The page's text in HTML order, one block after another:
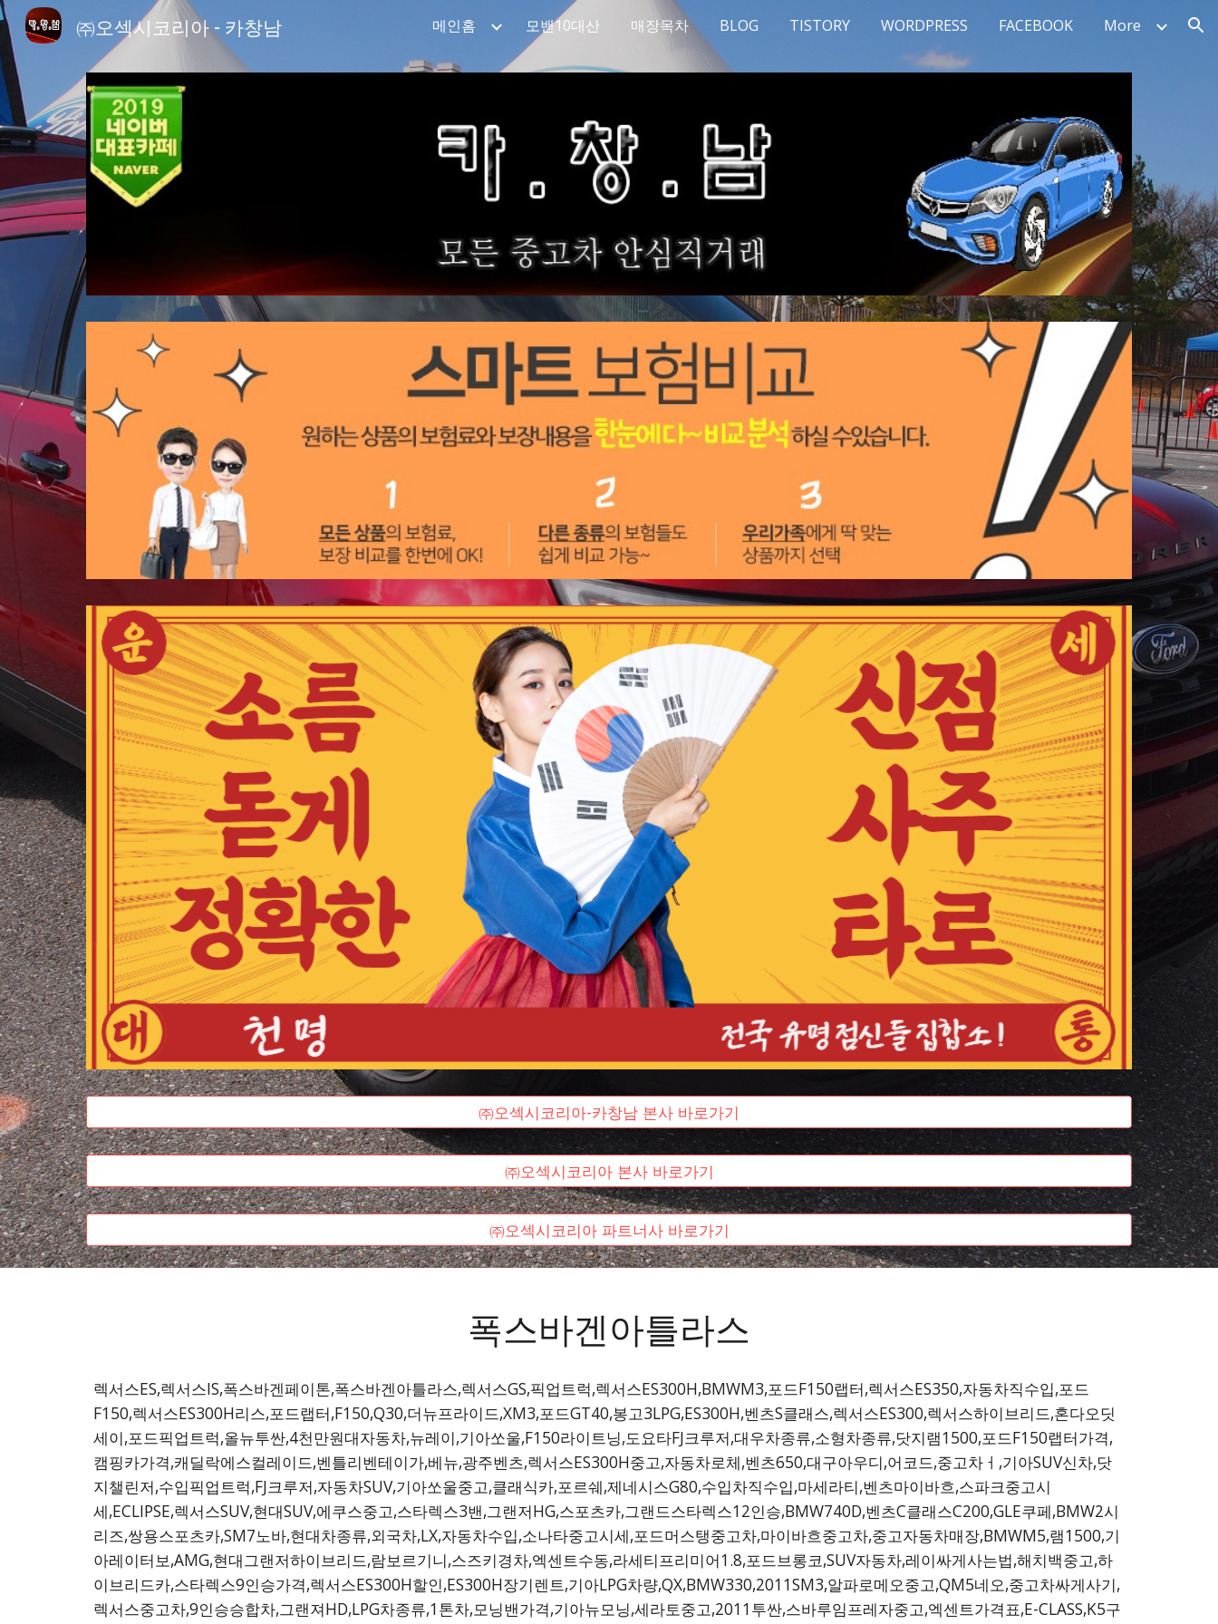
Skip to main content Skip to navigation
㈜오섹시코리아 - 카창남 메인홈 모밴10대산 매장목차 BLOG TISTORY WORDPRESS FACEBOOK More
㈜오섹시코리아-카창남 본사 바로가기
㈜오섹시코리아 본사 바로가기
㈜오섹시코리아 파트너사 바로가기
폭스바겐아틀라스
렉서스ES,렉서스IS,폭스바겐페이톤,폭스바겐아틀라스,렉서스GS,픽업트럭,렉서스ES300H,BMWM3,포드F150랩터,렉서스ES350,자동차직수입,포드
F150,렉서스ES300H리스,포드랩터,F150,Q30,더뉴프라이드,XM3,포드GT40,봉고3LPG,ES300H,벤츠S클래스,렉서스ES300,렉서스하이브리드,혼다오딧
세이,포드픽업트럭,올뉴투싼,4천만원대자동차,뉴레이,기아쏘울,F150라이트닝,도요타FJ크루저,대우차종류,소형차종류,닷지램1500,포드F150랩터가격,
캠핑카가격,캐딜락에스컬레이드,벤틀리벤테이가,베뉴,광주벤츠,렉서스ES300H중고,자동차로체,벤츠650,대구아우디,어코드,중고차ㅓ,기아SUV신차,닷
지챌린저,수입픽업트럭,FJ크루저,자동차SUV,기아쏘울중고,클래식카,포르쉐,제네시스G80,수입차직수입,마세라티,벤츠마이바흐,스파크중고시
세,ECLIPSE,렉서스SUV,현대SUV,에쿠스중고,스타렉스3밴,그랜저HG,스포츠카,그랜드스타렉스12인승,BMW740D,벤츠C클래스C200,GLE쿠페,BMW2시
리즈,쌍용스포츠카,SM7노바,현대차종류,외국차,LX,자동차수입,소나타중고시세,포드머스탱중고차,마이바흐중고차,중고자동차매장,BMWM5,램1500,기
아레이터보,AMG,현대그랜저하이브리드,람보르기니,스즈키경차,엑센트수동,라세티프리미어1.8,포드브롱코,SUV자동차,레이싸게사는법,해치백중고,하
이브리드카,스타렉스9인승가격,렉서스ES300H할인,ES300H장기렌트,기아LPG차량,QX,BMW330,2011SM3,알파로메오중고,QM5네오,중고차싸게사기,
렉서스중고차,9인승승합차,그랜져HD,LPG차종류,1톤차,모닝밴가격,기아뉴모닝,세라토중고,2011투싼,스바루임프레자중고,엑센트가격표,E-CLASS,K5구